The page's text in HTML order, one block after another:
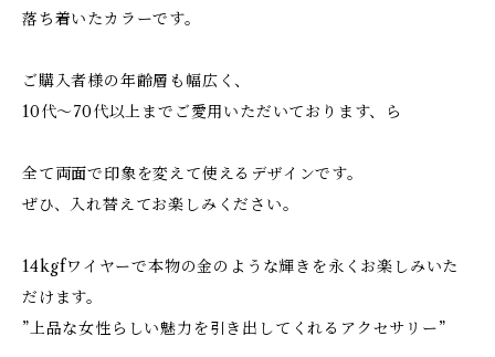
落ち着いたカラーです。
ご購入者様の年齢層も幅広く、
10代〜70代以上までご愛用いただいております、ら
全て両面で印象を変えて使えるデザインです。
ぜひ、入れ替えてお楽しみください。
14kgfワイヤーで本物の金のような輝きを永くお楽しみいた
だけます。
”上品な女性らしい魅力を引き出してくれるアクセサリー”